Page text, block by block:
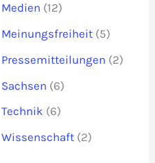
Medien (12)
Meinungsfreiheit (5)
Pressemitteilungen (2)
Sachsen (6)
Technik (6)
Wissenschaft (2)